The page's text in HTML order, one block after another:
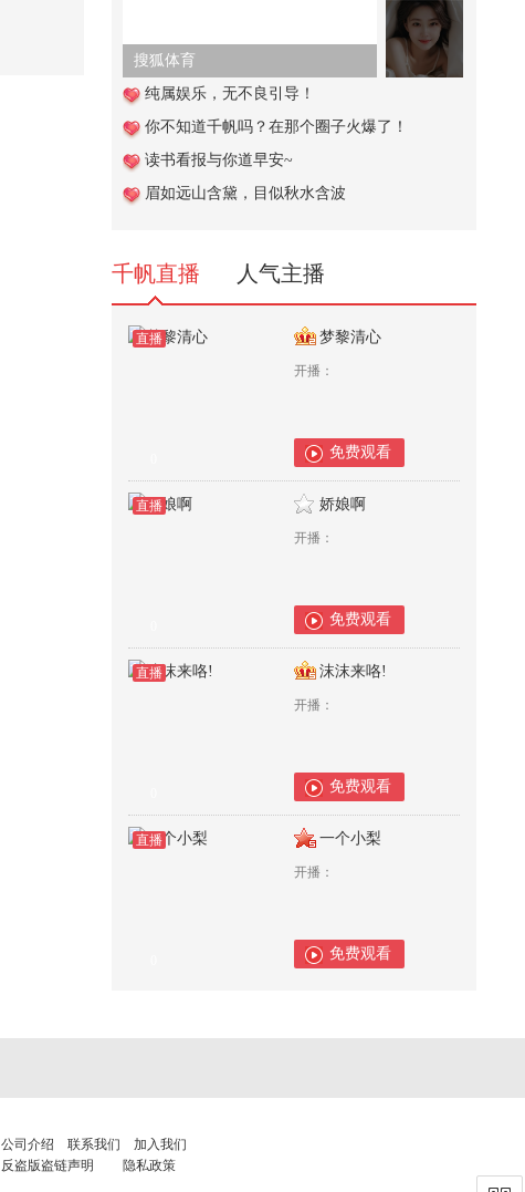
8,290
阻止餐厅不文明行为 #小游戏
178
狐厂大拷问新春特别节目️ @白鹿m
y 互动来啦！#白鹿展示唐宫OST
搜狐体育
纯属娱乐，无不良引导！
你不知道千帆吗？在那个圈子火爆了！
读书看报与你道早安~
眉如远山含黛，目似秋水含波
千帆直播 人气主播
直播 梦黎清心
开播：
免费观看
直播 娇娘啊
开播：
免费观看
直播 沫沫来咯!
开播：
免费观看
直播 一个小梨
开播：
免费观看
公司介绍 联系我们
加入我们
反盗版盗链声明
隐私政策